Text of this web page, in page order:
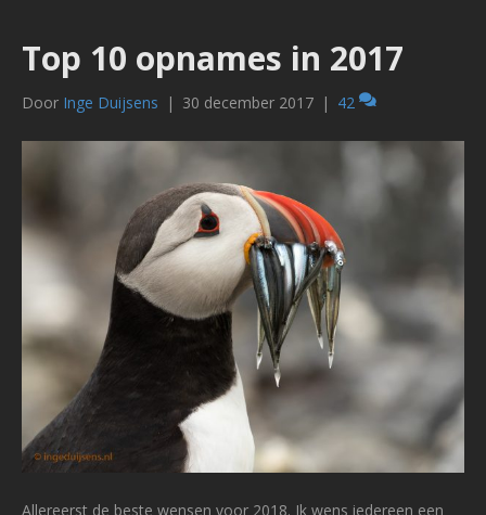
Top 10 opnames in 2017
Door Inge Duijsens | 30 december 2017 | 42
Allereerst de beste wensen voor 2018. Ik wens iedereen een